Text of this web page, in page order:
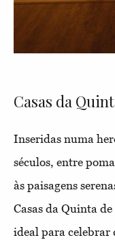
Casas da
Inseridas numa
séculos, entre
às paisagens
Casas da Quinta
ideal para celebrar